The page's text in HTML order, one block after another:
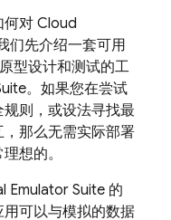
何对 Cloud
们先介绍一套可用
型设计和测试的工
。如果您在尝试
则，或设法寻找最
那么无需实际部署
想的。
Emulator Suite 的
可以与模拟的数据